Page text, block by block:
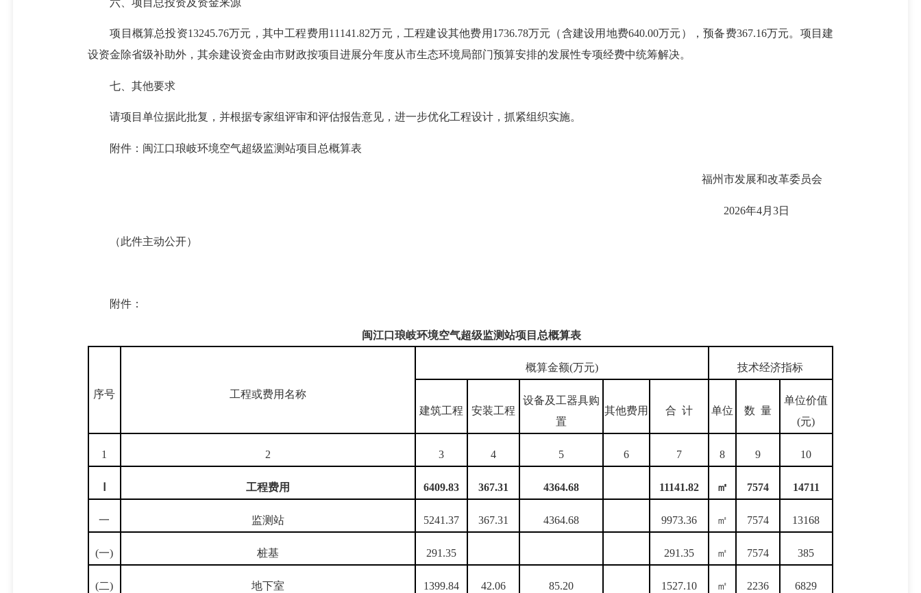
项目概算总投资13245.76万元，其中工程费用11141.82万元，工程建设其他费用1736.78万元（含建设用地费640.00万元），预备费367.16万元。项目建
设资金除省级补助外，其余建设资金由市财政按项目进展分年度从市生态环境局部门预算安排的发展性专项经费中统筹解决。
七、其他要求
请项目单位据此批复，并根据专家组评审和评估报告意见，进一步优化工程设计，抓紧组织实施。
附件：闽江口琅岐环境空气超级监测站项目总概算表
福州市发展和改革委员会
2026年4月3日
（此件主动公开）
附件：
闽江口琅岐环境空气超级监测站项目 总概算表
序号 工程或费用名称
概算金额(万元) 技术经济指标
建筑工程 安装工程
设备及工器具购
置
其他费用 合 计 单位 数 量
单位价值
(元)
1 2 3 4 5 6 7 8 9 10
工程费用 6409.83 367.31 4364.68 11141.82 ㎡ 7574 14711
一 监测站 5241.37 367.31 4364.68 9973.36 ㎡ 7574 13168
(一) 桩基 291.35 291.35 ㎡ 7574 385
(二) 地下室 1399.84 42.06 85.20 1527.10 ㎡ 2236 6829